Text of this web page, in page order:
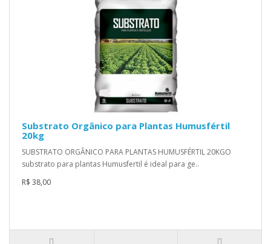
Substrato Orgânico para Plantas Humusfértil
20kg
SUBSTRATO ORGÂNICO PARA PLANTAS HUMUSFÉRTIL 20KGO
substrato para plantas Humusfertil é ideal para ge..
R$ 38,00